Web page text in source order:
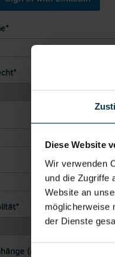
Diese Website
Wir verwenden
und die Zugriffe
Website an
möglicherweise
der Dienste
Einwilligungsauswahl
Stadt*
(max. 30MB gesamt -